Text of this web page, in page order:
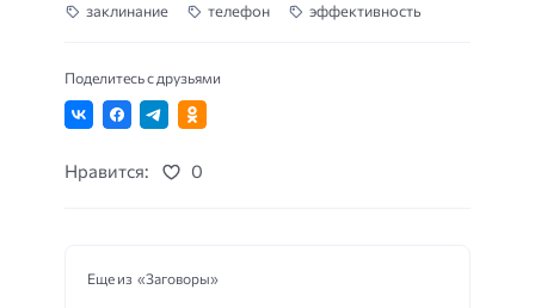
заклинание телефон эффективность
Поделитесь с друзьями
Нравится: 0
Еще из «Заговоры»